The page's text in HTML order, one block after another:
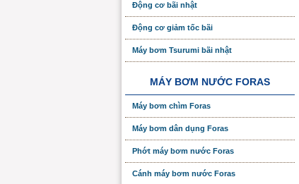
Động cơ bãi nhật
Động cơ giảm tốc bãi
Máy bơm Tsurumi bãi nhật
MÁY BƠM NƯỚC FORAS
Máy bơm chìm Foras
Máy bơm dân dụng Foras
Phớt máy bơm nước Foras
Cánh máy bơm nước Foras